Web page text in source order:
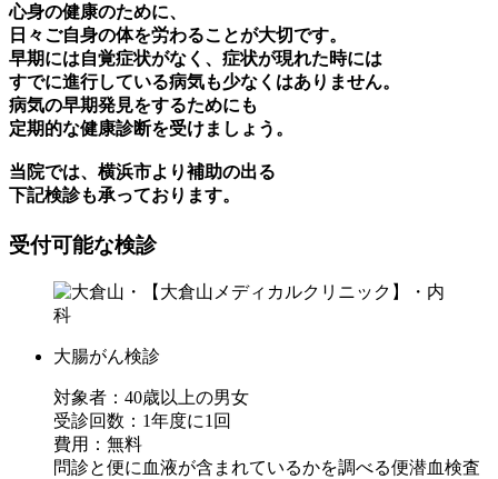
心身の健康のために、
日々ご自身の体を労わることが大切です。
早期には自覚症状がなく、症状が現れた時には
すでに進行している病気も少なくはありません。
病気の早期発見をするためにも
定期的な健康診断を受けましょう。
当院では、横浜市より補助の出る
下記検診も承っております。
受付可能な検診
大腸がん検診
対象者：40歳以上の男女
受診回数：1年度に1回
費用：無料
問診と便に血液が含まれているかを調べる便潜血検査